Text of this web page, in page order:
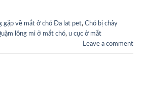
gặp về mắt ở chó Đa lat pet, Chó bị chảy
lông mi ở mắt chó, u cục ở mắt
Leave a comment